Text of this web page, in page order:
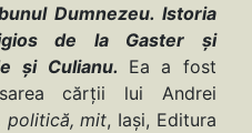
Dumnezeu. Istoria
de la Gaster şi
şi Culianu. Ea a fost
cărţii lui Andrei
politică, mit, Iaşi, Editura